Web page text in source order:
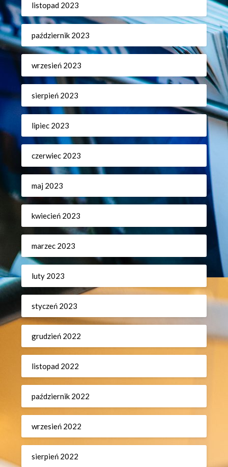
listopad 2023
październik 2023
wrzesień 2023
sierpień 2023
lipiec 2023
czerwiec 2023
maj 2023
kwiecień 2023
marzec 2023
luty 2023
styczeń 2023
grudzień 2022
listopad 2022
październik 2022
wrzesień 2022
sierpień 2022